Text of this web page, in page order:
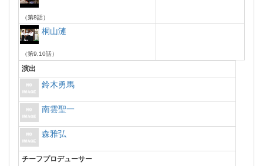
（第8話）
桐山漣
（第9,10話）
演出
鈴木勇馬
南雲聖一
森雅弘
チーフプロデューサー